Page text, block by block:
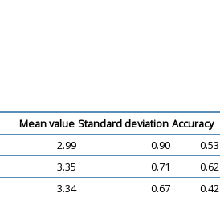
Mean value Standard deviation Accuracy
2.99 0.90
0.53
3.35 0.71
0.62
3.34 0.67
0.42